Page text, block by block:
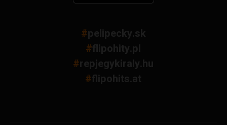
#pelipecky.sk
#flipohity.pl
#repjegykiraly.hu
#flipohits.at